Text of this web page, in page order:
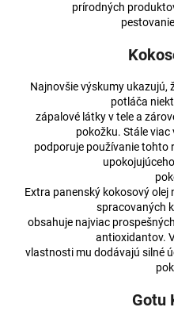
prírodných
Najnovšie výskumy ukazujú,
potláča
zápalové látky v tele a
pokožku. Stále
podporuje používanie tohto
Extra panenský kokosový
spracovaných
obsahuje najviac
antioxidantov.
vlastnosti mu dodávajú silné
Gotu
HĽADAŤ